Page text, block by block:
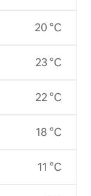
20 °C
23 °C
22 °C
18 °C
11 °C